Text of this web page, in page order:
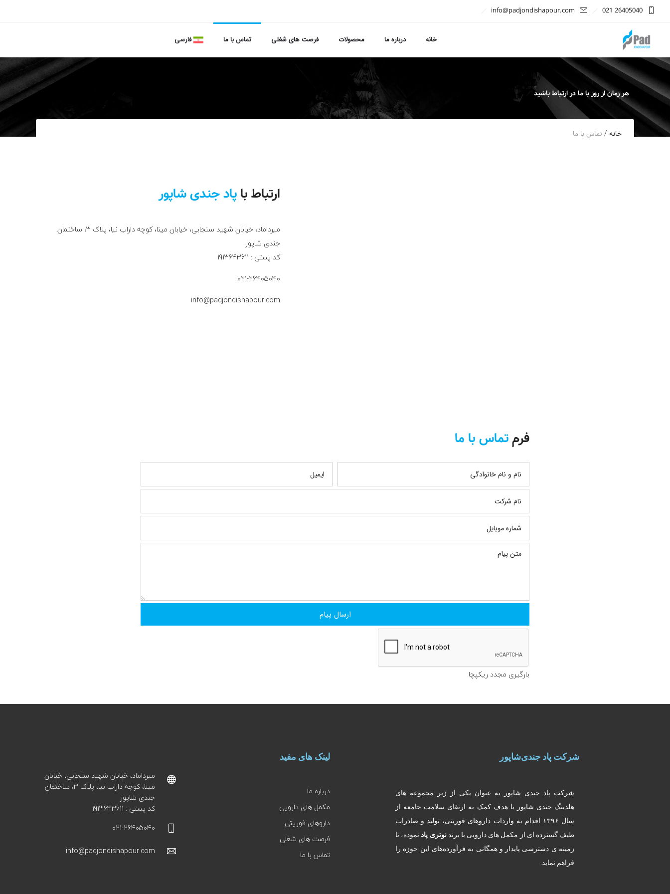
info@padjondishapour.com 021 26405040
خانه درباره ما محصولات فرصت های شغلی تماس با ما فارسی
هر زمان از روز با ما در ارتباط باشید
خانه / تماس با ما
ارتباط با پاد جندی شاپور
میرداماد، خیابان شهید سنجابی، خیابان مینا، کوچه داراب نیا، پلاک ۳، ساختمان
جندی شاپور
کد پستی : 1913643611
021-26405040
info@padjondishapour.com
فرمتماس با ما
بارگیری مجدد ریکپچا
شرکت پاد جندی‌شاپور
شرکت پاد جندی شاپور به عنوان یکی از زیر مجموعه های
هلدینگ جندی شاپور با هدف کمک به ارتقای سلامت جامعه از
سال ۱۳۹۶ اقدام به واردات داروهای فوریتی، تولید و صادرات
طیف گسترده ای از مکمل های دارویی با برندنوتری پادنموده، تا
زمینه ی دسترسی پایدار و همگانی به فرآورده‌های این حوزه را
فراهم نماید.
لینک های مفید
درباره ما
مکمل های دارویی
داروهای فوریتی
فرصت های شغلی
تماس با ما
میرداماد، خیابان شهید سنجابی، خیابان
مینا، کوچه داراب نیا، پلاک ۳، ساختمان
جندی شاپور
کد پستی : 1913643611
021-26405040
info@padjondishapour.com